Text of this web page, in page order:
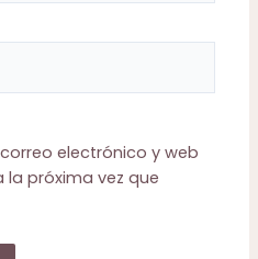
electrónico y web
próxima vez que